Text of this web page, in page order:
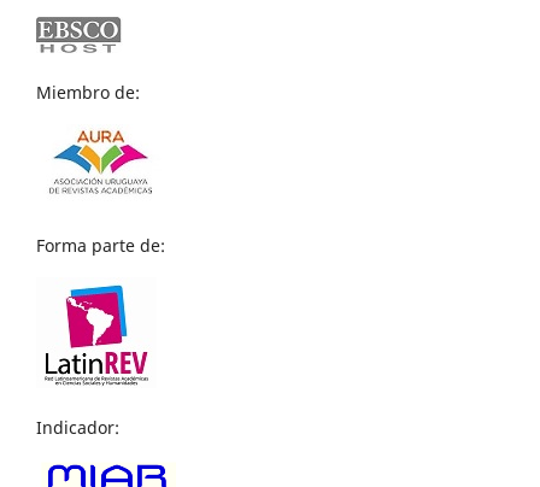
Miembro de:
Forma parte de:
Indicador: